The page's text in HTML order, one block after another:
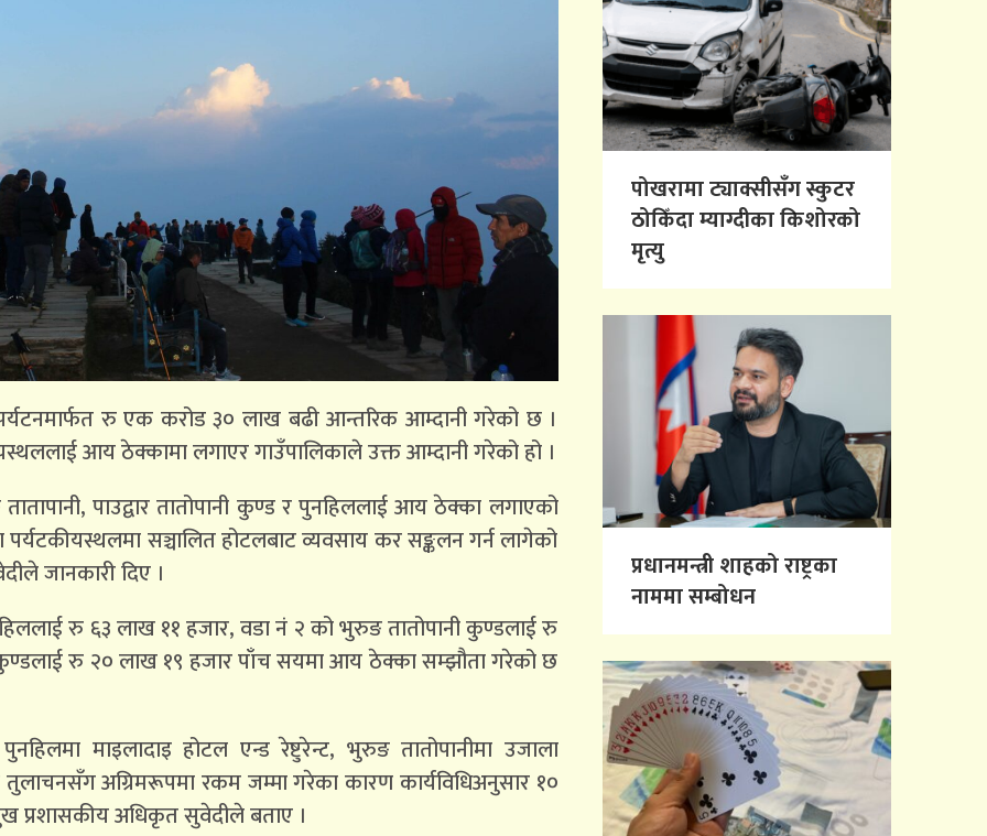
पर्यटनमार्फत रु एक करोड ३० लाख बढी आन्तरिक आम्दानी गरेको छ ।
आय ठेक्कामा लगाएर गाउँपालिकाले उक्त आम्दानी गरेको हो ।
पाउद्वार तातोपानी कुण्ड र पुनहिललाई आय ठेक्का लगाएको
पर्यटकीयस्थलमा सञ्चालित होटलबाट व्यवसाय कर सङ्कलन गर्न लागेको
जानकारी दिए ।
रु ६३ लाख ११ हजार, वडा नं २ को भुरुङ तातोपानी कुण्डलाई रु
कुण्डलाई रु २० लाख १९ हजार पाँच सयमा आय ठेक्का सम्झौता गरेको छ
माइलादाइ होटल एन्ड रेष्टुरेन्ट, भुरुङ तातोपानीमा उजाला
तुलाचनसँग अग्रिमरूपमा रकम जम्मा गरेका कारण कार्यविधिअनुसार १०
प्रशासकीय अधिकृत सुवेदीले बताए ।
पोखरामा ट्याक्सीसँग स्कुटर
ठोकिँदा म्याग्दीका किशोरको
मृत्यु
प्रधानमन्त्री शाहको राष्ट्रका
नाममा सम्बोधन